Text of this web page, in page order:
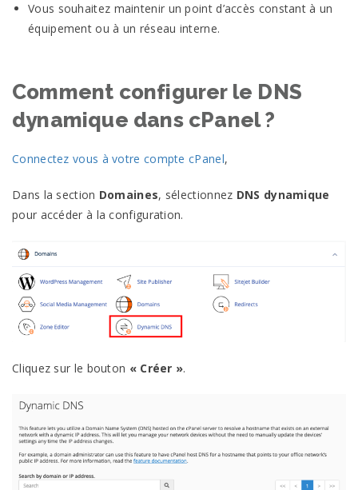
Vous souhaitez maintenir un point d’accès constant à un
équipement ou à un réseau interne.
Comment configurer le DNS
dynamique dans cPanel ?
Connectez vous à votre compte cPanel,
Dans la section Domaines, sélectionnez DNS dynamique
pour accéder à la configuration.
Cliquez sur le bouton « Créer ».